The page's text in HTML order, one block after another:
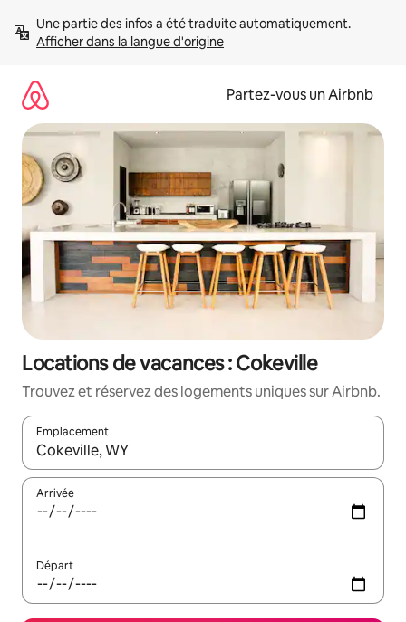
directement
Afficher dans la langue d'origine
Partez-vous un Airbnb
Locations de vacances : Cokeville
Trouvez et réservez des logements uniques sur Airbnb.
Emplacement
Quand les résultats sont affichés, parcourez-les en utilisant
Arrivée
Départ